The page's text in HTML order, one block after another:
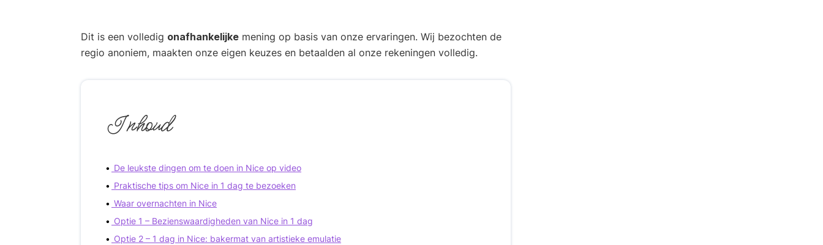
Dit is een volledig onafhankelijke mening op basis van onze ervaringen. Wij bezochten de
regio anoniem, maakten onze eigen keuzes en betaalden al onze rekeningen volledig.
Inhoud
De leukste dingen om te doen in Nice op video
Praktische tips om Nice in 1 dag te bezoeken
Waar overnachten in Nice
Optie 1 – Bezienswaardigheden van Nice in 1 dag
Optie 2 – 1 dag in Nice: bakermat van artistieke emulatie